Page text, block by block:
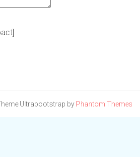
Ultrabootstrap by Phantom Themes